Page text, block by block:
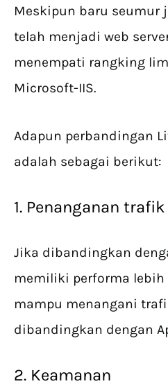
Meskipun baru seumur
telah menjadi web
menempati rangking
Microsoft-IIS.
Adapun perbandingan
adalah sebagai berikut:
1. Penanganan
Jika dibandingkan
memiliki performa lebih
mampu menangani
dibandingkan dengan
2. Keamanan